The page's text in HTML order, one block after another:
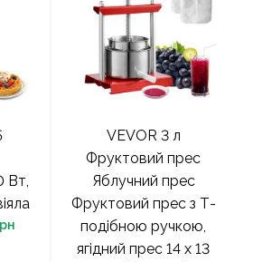
Вт,
VEVOR 3 л
Фруктовий прес
Яблучний прес
Фруктовий прес з Т-
подібною ручкою,
ягідний прес 14 х 13